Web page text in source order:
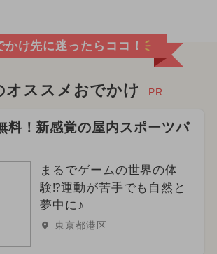
かけ先に迷ったらココ！
オススメおでかけ PR
料！新感覚の屋内スポーツパ
まるでゲームの世界の体
験⁉運動が苦手でも自然と
夢中に♪
東京都港区